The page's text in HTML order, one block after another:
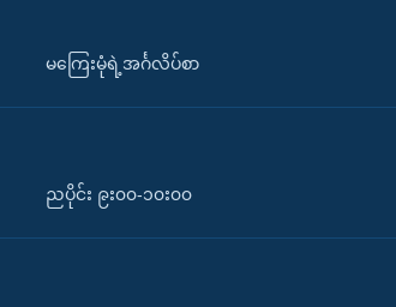
မကြေးမုံရဲ့အင်္ဂလိပ်စာ
ညပိုင်း ၉း၀၀-၁၀း၀၀